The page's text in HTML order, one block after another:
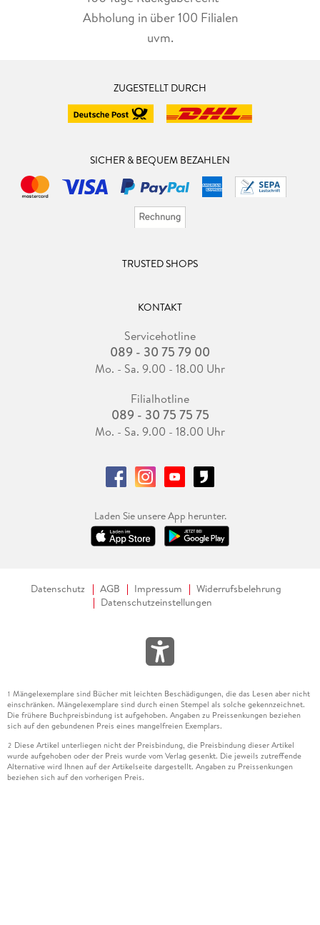
Abholung in über 100 Filialen
uvm.
ZUGESTELLT DURCH
SICHER & BEQUEM BEZAHLEN
TRUSTED SHOPS
KONTAKT
Servicehotline
089 - 30 75 79 00
Mo. - Sa. 9.00 - 18.00 Uhr
Filialhotline
089 - 30 75 75 75
Mo. - Sa. 9.00 - 18.00 Uhr
Laden Sie unsere App herunter.
Datenschutz AGB Impressum
Widerrufsbelehrung
Datenschutzeinstellungen
1 Mängelexemplare sind Bücher mit leichten Beschädigungen, die das Lesen aber nicht
einschränken. Mängelexemplare sind durch einen Stempel als solche gekennzeichnet.
Die frühere Buchpreisbindung ist aufgehoben. Angaben zu Preissenkungen beziehen
sich auf den gebundenen Preis eines mangelfreien Exemplars.
2 Diese Artikel unterliegen nicht der Preisbindung, die Preisbindung dieser Artikel
wurde aufgehoben oder der Preis wurde vom Verlag gesenkt. Die jeweils zutreffende
Alternative wird Ihnen auf der Artikelseite dargestellt. Angaben zu Preissenkungen
beziehen sich auf den vorherigen Preis.